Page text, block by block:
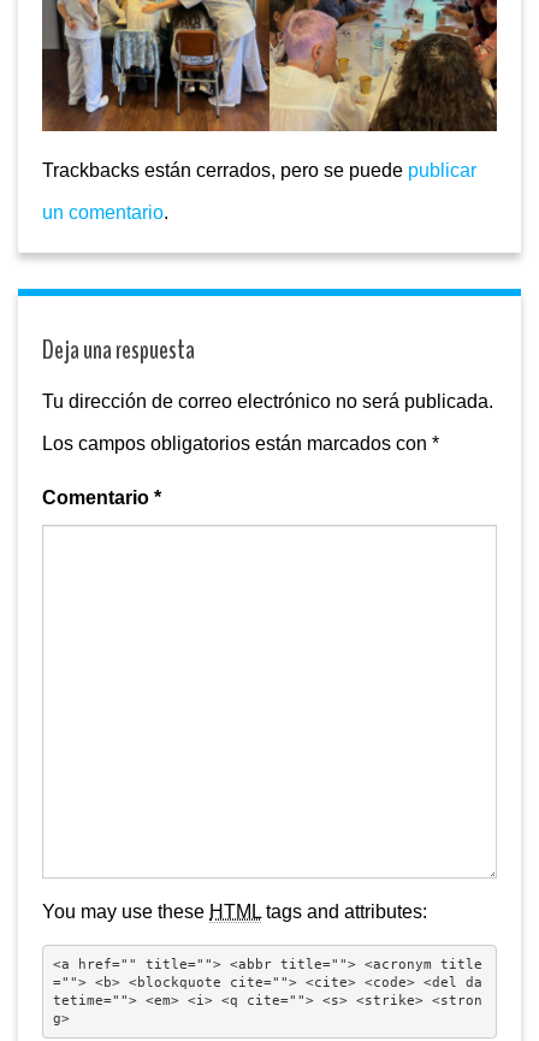
Trackbacks están cerrados, pero se puede publicar
un comentario.
Deja una respuesta
Tu dirección de correo electrónico no será publicada.
Los campos obligatorios están marcados con *
Comentario *
You may use these HTML tags and attributes:
<a href="" title=""> <abbr title=""> <acronym title
=""> <b> <blockquote cite=""> <cite> <code> <del da
tetime=""> <em> <i> <q cite=""> <s> <strike> <stron
g>